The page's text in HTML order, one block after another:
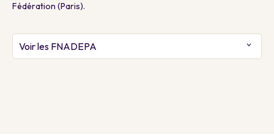
Fédération (Paris).
Voir les FNADEPA